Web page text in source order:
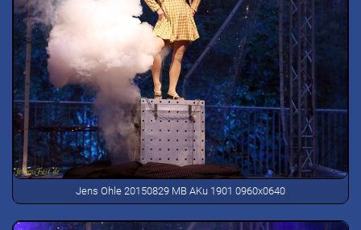
Jens Ohle 20150829 MB AKu 1901 0960x0640